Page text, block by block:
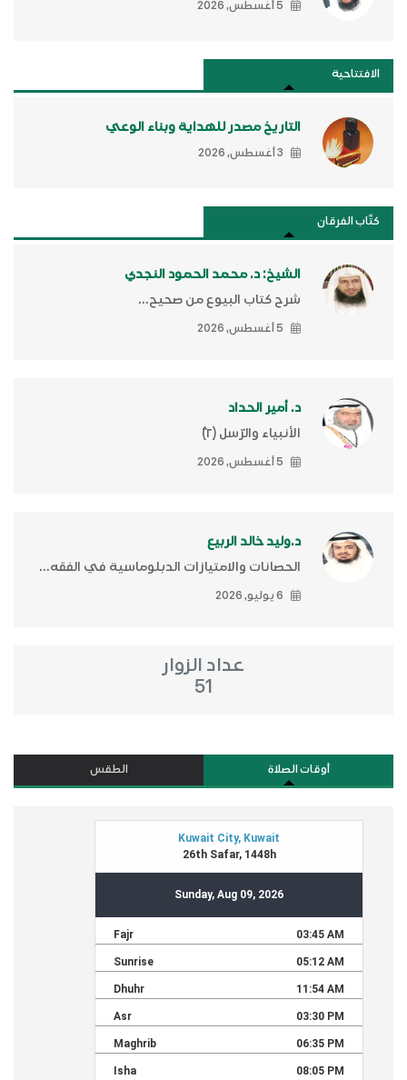
5 أغسطس, 2026
الافتتاحية
التاريخ مصدر للهداية وبناء الوعي
3 أغسطس, 2026
كتَّاب الفرقان
الشيخ: د. محمد الحمود النجدي
شرح كتاب البيوع من صحيح...
5 أغسطس, 2026
د. أمير الحداد
الأنبياء والرّسل (٢)ّ
5 أغسطس, 2026
د.وليد خالد الربيع
الحصانات والامتيازات الدبلوماسية في الفقه...
6 يوليو, 2026
عداد الزوار
51
أوقات الصلاة الطقس